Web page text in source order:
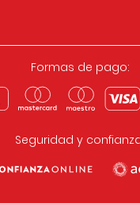
Formas de pago:
Seguridad y